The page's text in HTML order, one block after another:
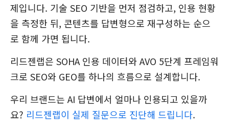
제입니다. 기술 SEO 기반을 먼저 점검하고, 인용 현황
을 측정한 뒤, 콘텐츠를 답변형으로 재구성하는 순으
로 함께 가면 됩니다.
리드젠랩은 SOHA 인용 데이터와 AVO 5단계 프레임워
크로 SEO와 GEO를 하나의 흐름으로 설계합니다.
우리 브랜드는 AI 답변에서 얼마나 인용되고 있을까
요? 리드젠랩이 실제 질문으로 진단해 드립니다.